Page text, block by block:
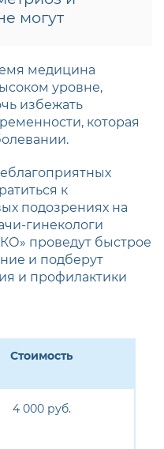
могут
медицина
уровне,
избежать
которая
к
подозрениях на
гинекологи
проведут быстрое
и подберут
и профилактики
Стоимость
4 000 руб.